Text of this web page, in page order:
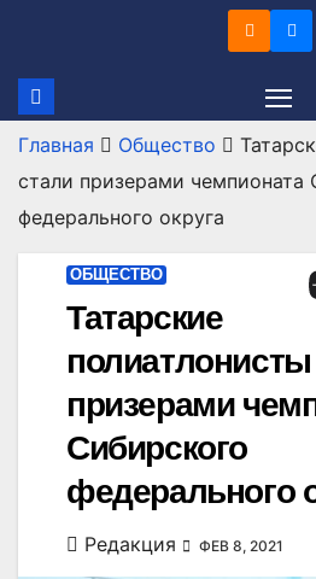
содержимому
Главная Общество
стали призерами чемпионата
федерального округа
ОБЩЕСТВО
Татарские
призерами
Сибирского
федерального
Редакция ФЕВ 8, 2021